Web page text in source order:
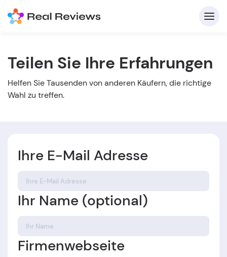
Teilen Sie Ihre Erfahrungen
Helfen Sie Tausenden von anderen Käufern, die richtige
Wahl zu treffen.
Ihre E-Mail Adresse
Ihr Name (optional)
Firmenwebseite